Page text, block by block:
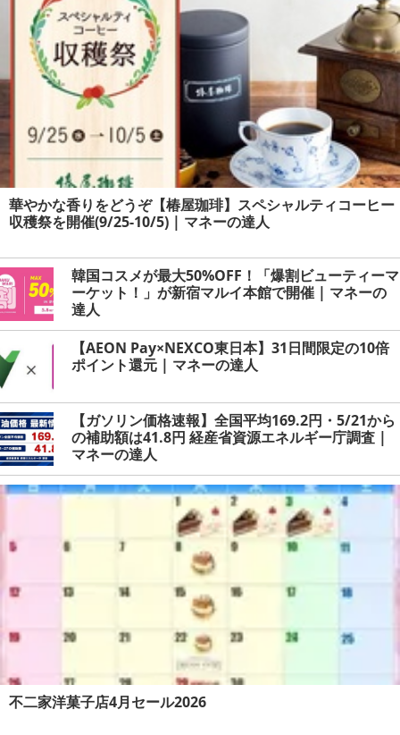
華やかな香りをどうぞ【椿屋珈琲】スペシャルティコーヒー
収穫祭を開催(9/25-10/5) | マネーの達人
韓国コスメが最大50%OFF！「爆割ビューティーマ
ーケット！」が新宿マルイ本館で開催 | マネーの
達人
【AEON Pay×NEXCO東日本】31日間限定の10倍
ポイント還元 | マネーの達人
【ガソリン価格速報】全国平均169.2円・5/21から
の補助額は41.8円 経産省資源エネルギー庁調査 |
マネーの達人
不二家洋菓子店4月セール2026